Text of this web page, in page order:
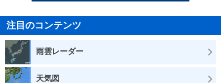
注目のコンテンツ
雨雲レーダー
天気図